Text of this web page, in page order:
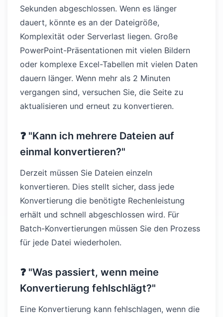
Sekunden abgeschlossen. Wenn es länger
dauert, könnte es an der Dateigröße,
Komplexität oder Serverlast liegen. Große
PowerPoint-Präsentationen mit vielen Bildern
oder komplexe Excel-Tabellen mit vielen Daten
dauern länger. Wenn mehr als 2 Minuten
vergangen sind, versuchen Sie, die Seite zu
aktualisieren und erneut zu konvertieren.
❓ "Kann ich mehrere Dateien auf
einmal konvertieren?"
Derzeit müssen Sie Dateien einzeln
konvertieren. Dies stellt sicher, dass jede
Konvertierung die benötigte Rechenleistung
erhält und schnell abgeschlossen wird. Für
Batch-Konvertierungen müssen Sie den Prozess
für jede Datei wiederholen.
❓ "Was passiert, wenn meine
Konvertierung fehlschlägt?"
Eine Konvertierung kann fehlschlagen, wenn die